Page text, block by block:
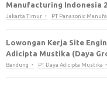
Manufacturing Indonesia
Jakarta Timur PT Panasonic
Lowongan Kerja Site
Adicipta Mustika (Daya
Bandung PT Daya Adicipta Mustika